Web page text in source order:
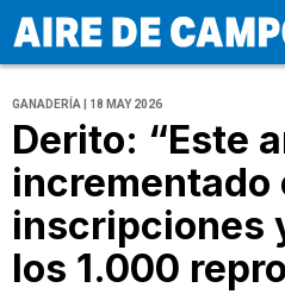
GANADERÍA | 18 MAY 2026
Derito: “Este
incrementado
inscripciones
los 1.000